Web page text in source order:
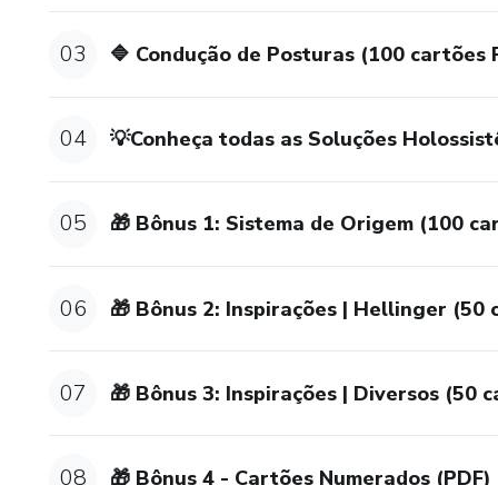
Hellinger, Louise L. Hay, Carl
3️⃣ Exercícios
💡 Por que você precisa
consteladores profissionais.
autoconstelações com
03 🔷 Condução de Posturas (100 cartões
04 💡Conheça todas as Soluções
05 🎁 Bônus 1: Sistema de Origem (100
06 🎁 Bônus 2: Inspirações | Hellinger (50
07 🎁 Bônus 3: Inspirações | Diversos (50
08 🎁 Bônus 4 - Cartões Numerados (PDF)